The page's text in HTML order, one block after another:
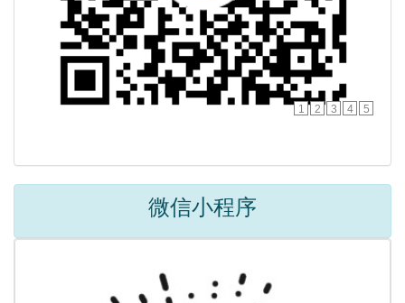
1 2 3 4 5
微信小程序